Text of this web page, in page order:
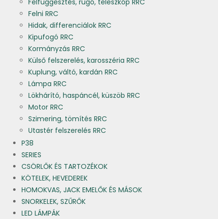
Felfüggesztés, rugó, teleszkóp RRC
Felni RRC
Hidak, differenciálok RRC
Kipufogó RRC
Kormányzás RRC
Külső felszerelés, karosszéria RRC
Kuplung, váltó, kardán RRC
Lámpa RRC
Lökhárító, haspáncél, küszöb RRC
Motor RRC
Szimering, tömítés RRC
Utastér felszerelés RRC
P38
SERIES
CSÖRLŐK ÉS TARTOZÉKOK
KÖTELEK, HEVEDEREK
HOMOKVAS, JACK EMELŐK ÉS MÁSOK
SNORKELEK, SZŰRŐK
LED LÁMPÁK